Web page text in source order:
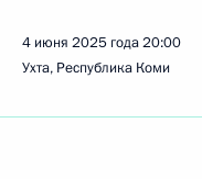
4 июня 2025 года20:00
Ухта, Республика Коми